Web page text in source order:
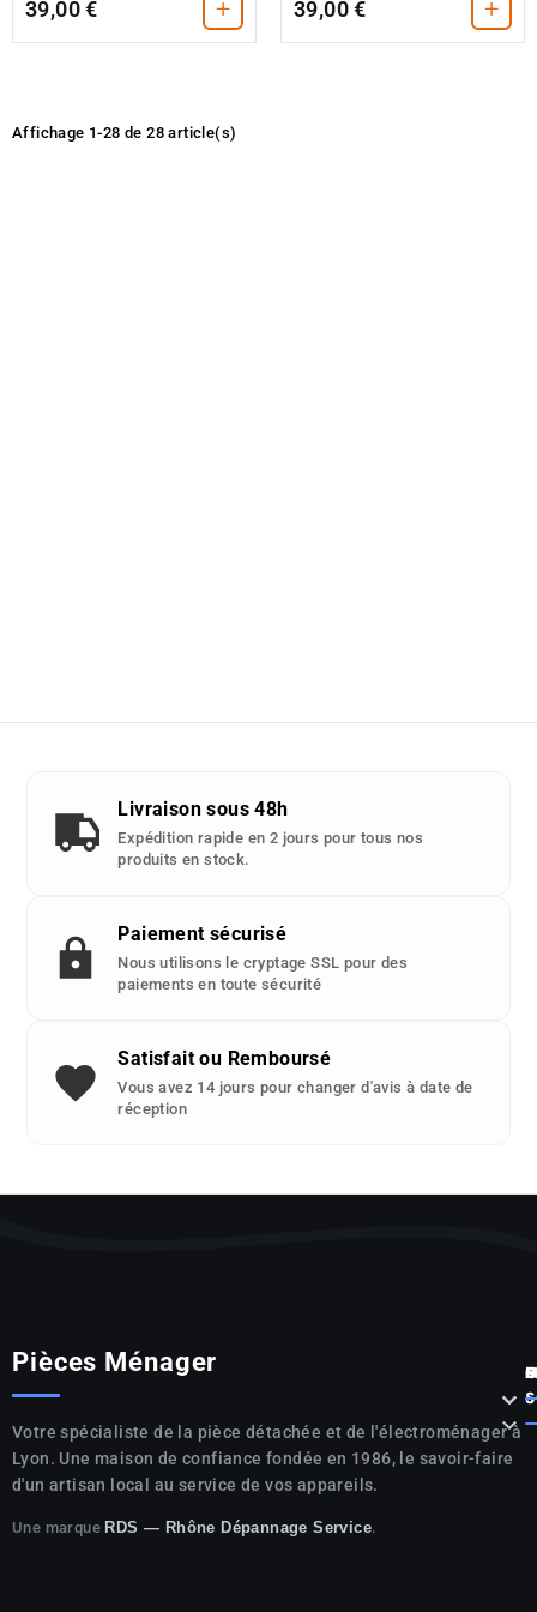
39,00 € + 39,00 € +
Affichage 1-28 de 28 article(s)
Livraison sous 48h
Expédition rapide en 2 jours pour tous nos
produits en stock.
Paiement sécurisé
Nous utilisons le cryptage SSL pour des
paiements en toute sécurité
Satisfait ou Remboursé
Vous avez 14 jours pour changer d'avis à date de
réception
Pièces Ménager
Votre spécialiste de la pièce détachée et de l'électroménager à
Lyon. Une maison de confiance fondée en 1986, le savoir-faire
d'un artisan local au service de vos appareils.
Une marque RDS — Rhône Dépannage Service.



